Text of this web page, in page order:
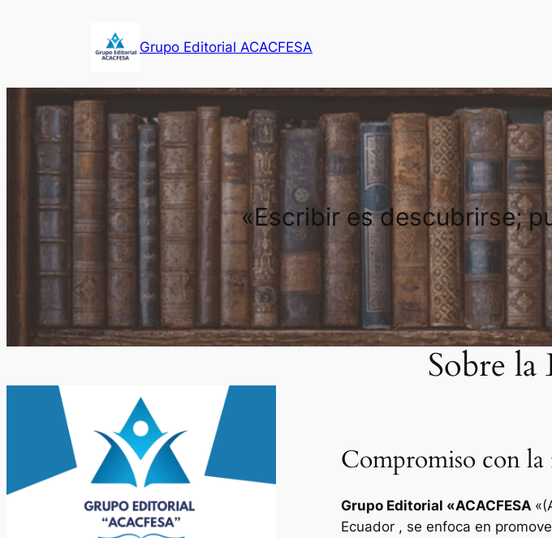
Grupo Editorial ACACFESA
«Escribir es descubrirse;
Sobre
Compromiso con
Grupo Editorial «ACACFESA
Ecuador , se enfoca en